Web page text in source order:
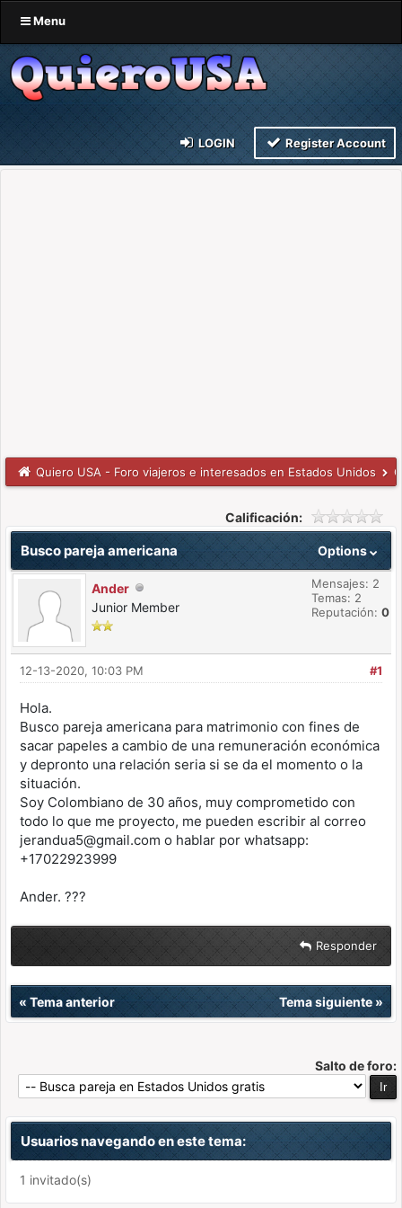
Menu
LOGIN Register Account
Quiero USA - Foro viajeros e interesados en Estados Unidos
Calificación:
Options
Busco pareja americana
Ander
Junior Member
Mensajes: 2
Temas: 2
Reputación: 0
#1
12-13-2020, 10:03 PM
Hola.
Busco pareja americana para matrimonio con fines de
sacar papeles a cambio de una remuneración económica
y depronto una relación seria si se da el momento o la
situación.
Soy Colombiano de 30 años, muy comprometido con
todo lo que me proyecto, me pueden escribir al correo
jerandua5@gmail.com o hablar por whatsapp:
+17022923999
Ander. ???
Responder
« Tema anterior Tema siguiente»
Salto de foro:
Usuarios navegando en este tema:
1 invitado(s)